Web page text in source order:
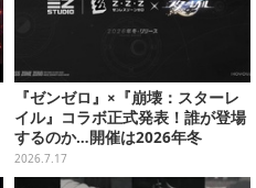
『ゼンゼロ』×『崩壊：スターレ
イル』コラボ正式発表！誰が登場
するのか…開催は2026年冬
2026.7.17